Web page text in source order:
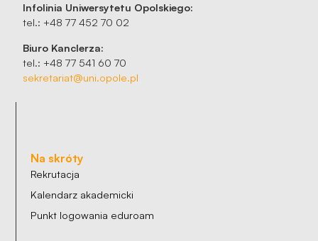
Infolinia Uniwersytetu Opolskiego:
tel.: +48 77 452 70 02
Biuro Kanclerza:
tel.: +48 77 541 60 70
sekretariat@uni.opole.pl
Na skróty
Rekrutacja
Kalendarz akademicki
Punkt logowania eduroam